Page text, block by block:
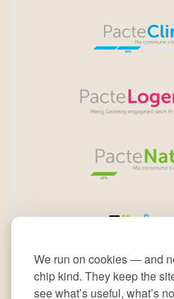
We run on cookies — and
chip kind. They keep the
see what’s useful, what’s